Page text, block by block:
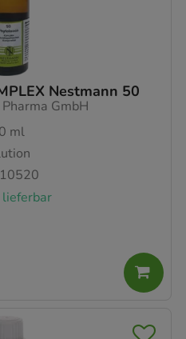
Nestmann 50
GmbH
ml